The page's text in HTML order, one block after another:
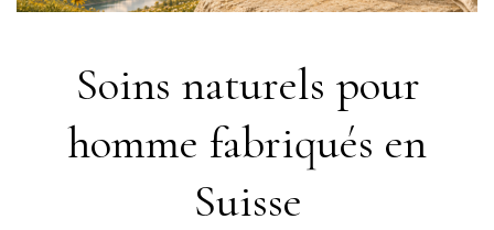
Soins naturels pour
homme fabriqués en
Suisse